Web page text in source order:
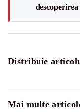
Distribuie
Mai multe